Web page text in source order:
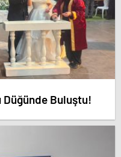
Düğünde Buluştu!